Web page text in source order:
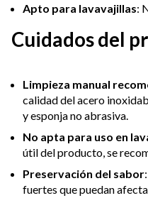
Apto para lavavajillas:
Cuidados del
Limpieza manual
calidad del acero
y esponja no abrasiva.
No apta para uso en
útil del producto, se
Preservación del sabor
fuertes que puedan